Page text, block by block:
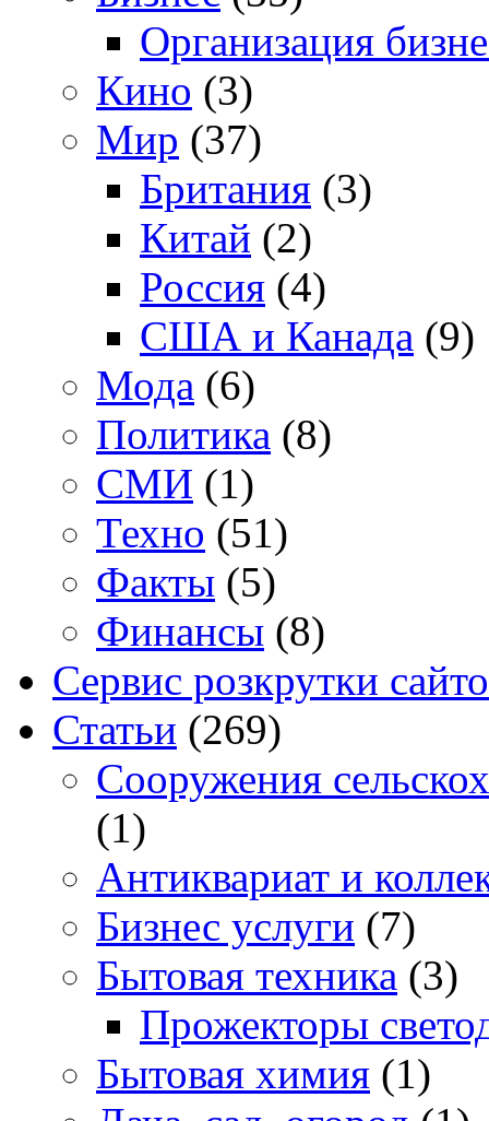
Организация
Кино (3)
Мир (37)
Британия (3)
Китай (2)
Россия (4)
США и Канада (9)
Мода (6)
Политика (8)
СМИ (1)
Техно (51)
Факты (5)
Финансы (8)
Сервис розкрутки
Статьи (269)
Cооружения
(1)
Антиквариат и
Бизнес услуги (7)
Бытовая техника (3)
Прожекторы
Бытовая химия (1)